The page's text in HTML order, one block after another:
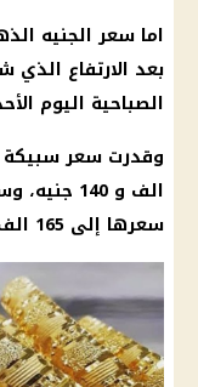
اما سعر الجنيه
بعد الارتفاع الذي
الصباحية اليوم
وقدرت سعر
سعرها إلى 165 الف و 265 جنيه.